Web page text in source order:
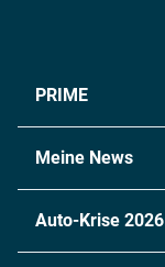
PRIME
Meine News
Auto-Krise 2026